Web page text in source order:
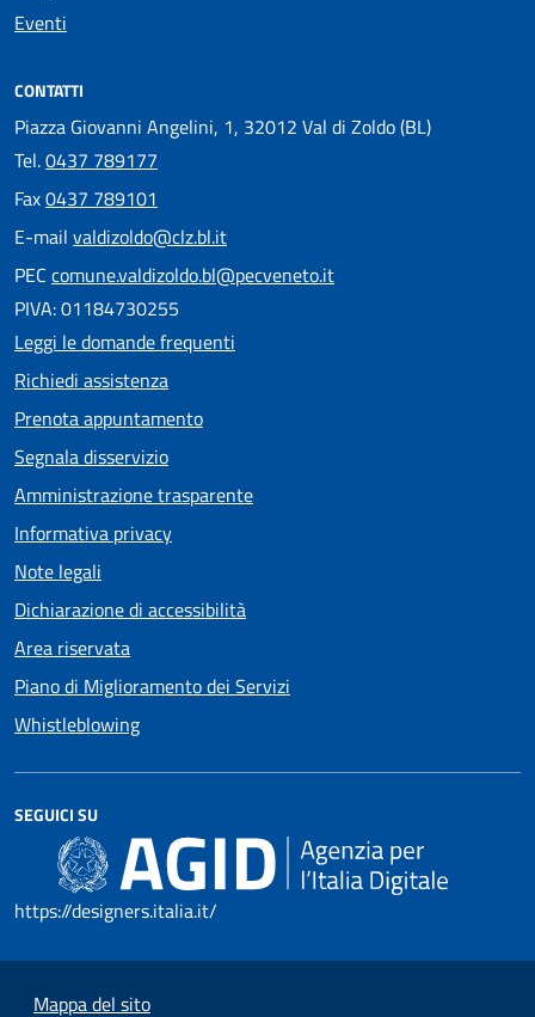
Eventi
CONTATTI
Piazza Giovanni Angelini, 1, 32012 Val di Zoldo (BL)
Tel.0437 789177
Fax0437 789101
E-mail valdizoldo@clz.bl.it
PEC comune.valdizoldo.bl@pecveneto.it
PIVA: 01184730255
Leggi le domande frequenti
Richiedi assistenza
Prenota appuntamento
Segnala disservizio
Amministrazione trasparente
Informativa privacy
Note legali
Dichiarazione di accessibilità
Area riservata
Piano di Miglioramento dei Servizi
Whistleblowing
SEGUICI SU
https://designers.italia.it/
Mappa del sito